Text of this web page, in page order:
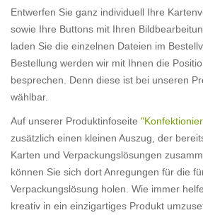
Entwerfen Sie ganz individuell Ihre
sowie Ihre Buttons mit Ihren
laden Sie die einzelnen Dateien im
Bestellung werden wir mit Ihnen die
besprechen. Denn diese ist bei unseren
wählbar.
Auf unserer Produktinfoseite
zusätzlich einen kleinen Auszug, der
Karten und Verpackungslösungen
können Sie sich dort Anregungen für die
Verpackungslösung holen. Wie immer
kreativ in ein einzigartiges Produkt